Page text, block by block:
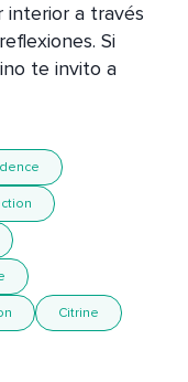
a través
Si
te invito a
Citrine